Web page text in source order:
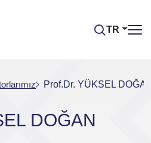
TR
Prof.Dr. YÜKSEL
DOĞAN